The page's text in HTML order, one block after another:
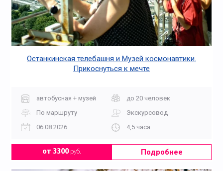
Останкинская телебашня и Музей космонавтики.
Прикоснуться к мечте
автобусная + музей
до 20 человек
По маршруту
Экскурсовод
06.08.2026
4,5 часа
от 3300руб. Подробнее